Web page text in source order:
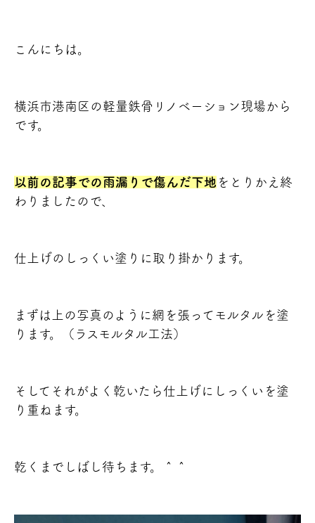
こんにちは。
横浜市港南区の軽量鉄骨リノベーション現場から
です。
以前の記事での雨漏りで傷んだ下地 をとりかえ終
わりましたので、
仕上げのしっくい塗りに取り掛かります。
まずは上の写真のように網を張ってモルタルを塗
ります。（ラスモルタル工法）
そしてそれがよく乾いたら仕上げにしっくいを塗
り重ねます。
乾くまでしばし待ちます。＾＾